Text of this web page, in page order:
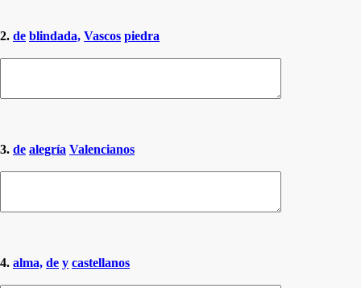
2. de blindada, Vascos piedra
3. de alegría Valencianos
4. alma, de y castellanos